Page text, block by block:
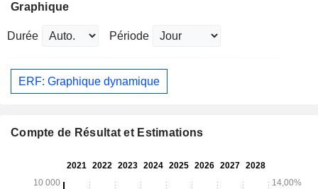
Graphique
Durée Période
ERF: Graphique dynamique
Compte de Résultat et Estimations